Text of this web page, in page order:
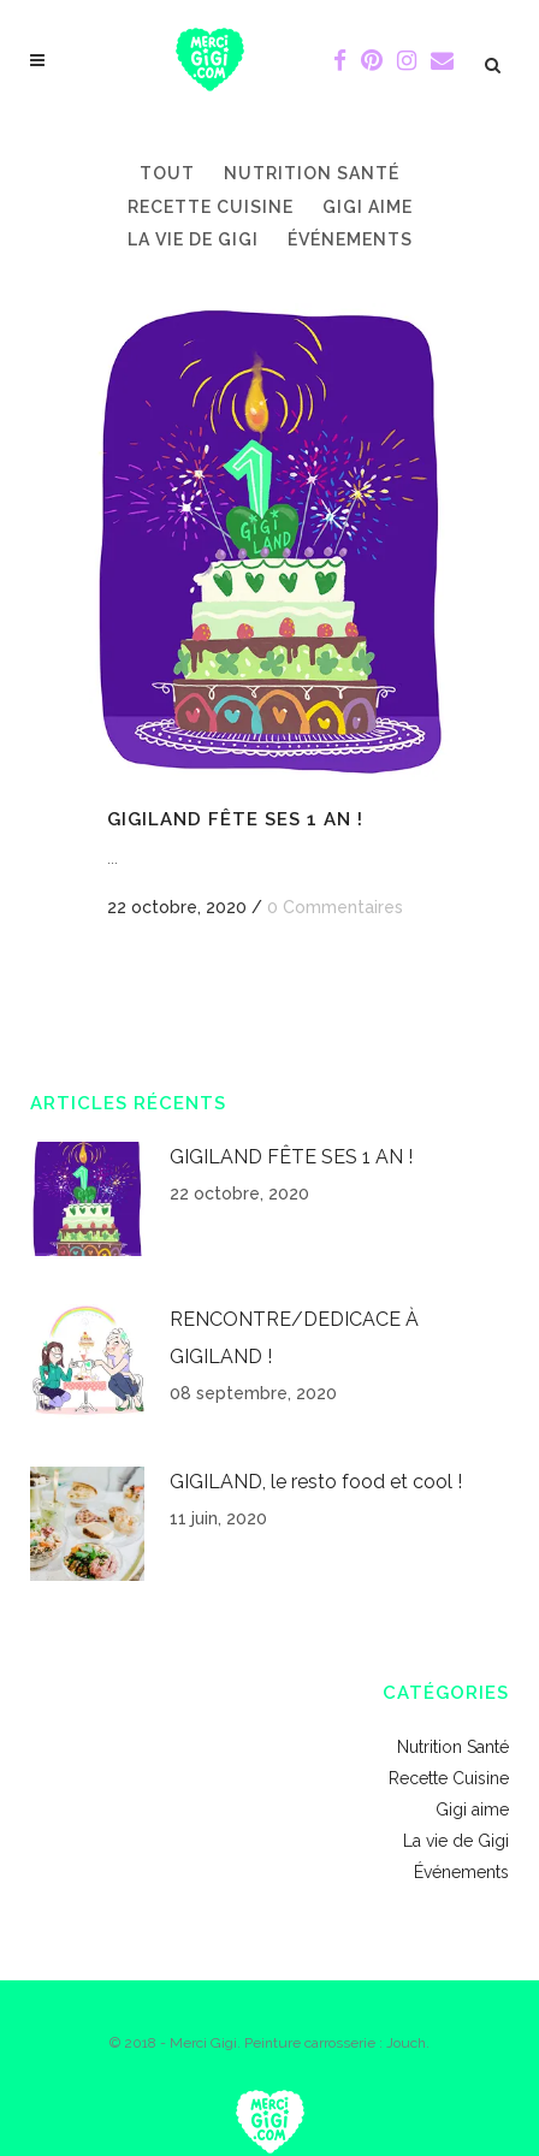
TOUT
NUTRITION SANTÉ
RECETTE CUISINE
GIGI AIME
LA VIE DE GIGI
ÉVÉNEMENTS
GIGILAND FÊTE SES 1 AN !
22 octobre, 2020 / 0 Commentaires
ARTICLES RÉCENTS
GIGILAND FÊTE SES 1 AN !
22 octobre, 2020
RENCONTRE/DEDICACE À
GIGILAND !
08 septembre, 2020
GIGILAND, le resto food et cool !
11 juin, 2020
CATÉGORIES
Nutrition Santé
Recette Cuisine
Gigi aime
La vie de Gigi
Événements
© 2018 - Merci Gigi. Peinture carrosserie : Jouch.